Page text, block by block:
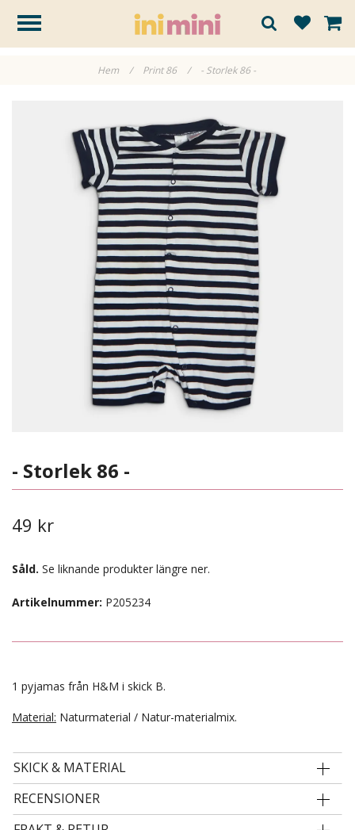
Hem / Print 86 / - Storlek 86 -
- Storlek 86 -
49 kr
Såld. Se liknande produkter längre ner.
Artikelnummer: P205234
1 pyjamas från H&M i skick B.
Material: Naturmaterial / Natur-materialmix.
SKICK & MATERIAL
RECENSIONER